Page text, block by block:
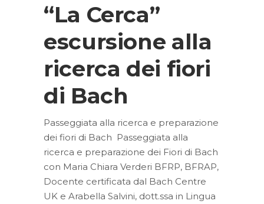
“La Cerca”
escursione alla
ricerca dei fiori
di Bach
Passeggiata alla ricerca e preparazione
dei fiori di Bach Passeggiata alla
ricerca e preparazione dei Fiori di Bach
con Maria Chiara Verderi BFRP, BFRAP,
Docente certificata dal Bach Centre
UK e Arabella Salvini, dott.ssa in Lingua